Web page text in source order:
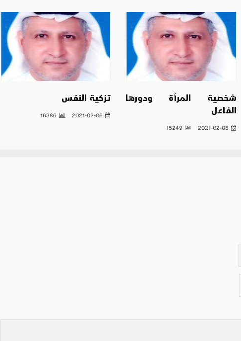
تزكية النفس
2021-02-06
16386
شخصية المرأة ودورها
الفاعل
2021-02-06
15249